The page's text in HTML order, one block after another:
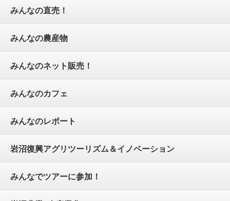
みんなの直売！
みんなの農産物
みんなのネット販売！
みんなのカフェ
みんなのレポート
岩沼復興アグリツーリズム＆イノベーション
みんなでツアーに参加！